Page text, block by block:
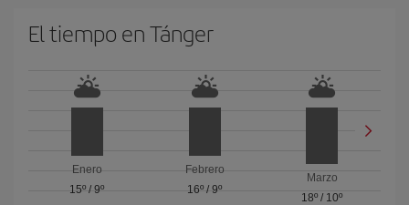
El tiempo en Tánger
Enero
15º /9º
Febrero
16º / 9º
Marzo
18º / 10º